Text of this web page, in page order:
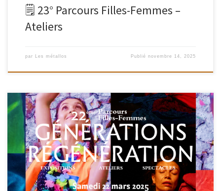
🗒 23° Parcours Filles-Femmes –
Ateliers
par Les métallos Publiénovembre 14, 2025
22° Parcours Filles-Femmes Retour en images Espace de Partage
et d’Expression Intergénérationnels Expositions, ateliers
participatifs, performances et spectacles Aboutissement
d’aventures collectives vivifiantes où les pratiques artistiques
renouent avec leurs fonctions originelles : prendre Soin de nous et
de toutes les formes du Vivant, prendre le Temps de la Beauté et
[…]